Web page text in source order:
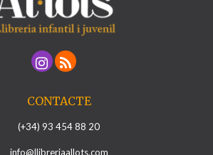
CONTACTE
(+34) 93 454 88 20
info@llibreriaallots.com